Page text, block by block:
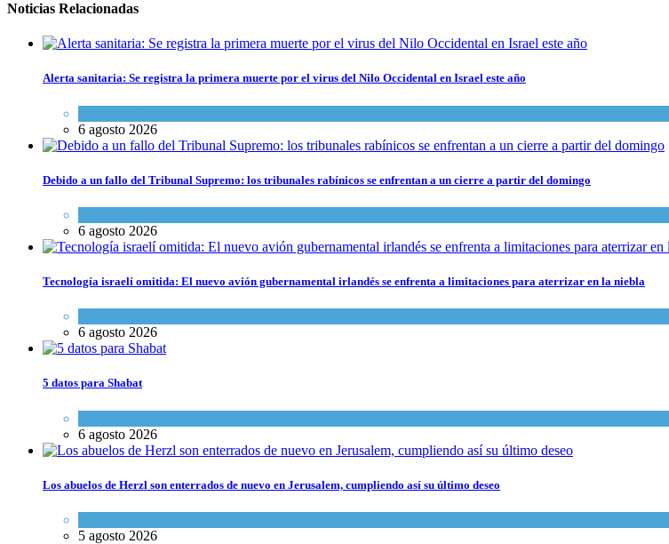
Noticias Relacionadas
Alerta sanitaria: Se registra la primera muerte por el virus del Nilo Occidental en Israel este año
6 agosto 2026
Debido a un fallo del Tribunal Supremo: los tribunales rabínicos se enfrentan a un cierre a partir del domingo
6 agosto 2026
Tecnología israelí omitida: El nuevo avión gubernamental irlandés se enfrenta a limitaciones para aterrizar en la niebla
6 agosto 2026
5 datos para Shabat
6 agosto 2026
Los abuelos de Herzl son enterrados de nuevo en Jerusalem, cumpliendo así su último deseo
5 agosto 2026